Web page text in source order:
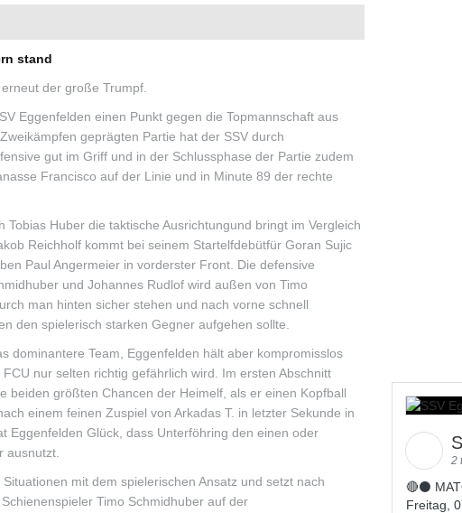
stand
der große Trumpf.
Eggenfelden einen Punkt gegen die Topmannschaft aus
geprägten Partie hat der SSV durch
gut im Griff und in der Schlussphase der Partie zudem
Francisco auf der Linie und in Minute 89 der rechte
Huber die taktische Ausrichtungund bringt im Vergleich
Reichholf kommt bei seinem Startelfdebütfür Goran Sujic
Paul Angermeier in vorderster Front. Die defensive
und Johannes Rudlof wird außen von Timo
man hinten sicher stehen und nach vorne schnell
den spielerisch starken Gegner aufgehen sollte.
dominantere Team, Eggenfelden hält aber kompromisslos
nur selten richtig gefährlich wird. Im ersten Abschnitt
beiden größten Chancen der Heimelf, als er einen Kopfball
einem feinen Zuspiel von Arkadas T. in letzter Sekunde in
Eggenfelden Glück, dass Unterföhring den einen oder
ausnutzt.
mit dem spielerischen Ansatz und setzt nach
Timo Schmidhuber auf der
2
🔴⚫️
Freitag,